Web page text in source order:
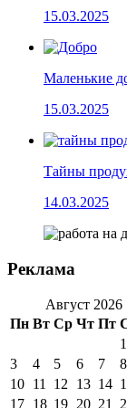
15.03.2025
Маленькие
15.03.2025
Тайны
14.03.2025
Реклама
Август 2026
Пн Вт Ср Чт Пт
1
3
4 5 6 7 8
10 11 12 13 14
17 18 19 20 21